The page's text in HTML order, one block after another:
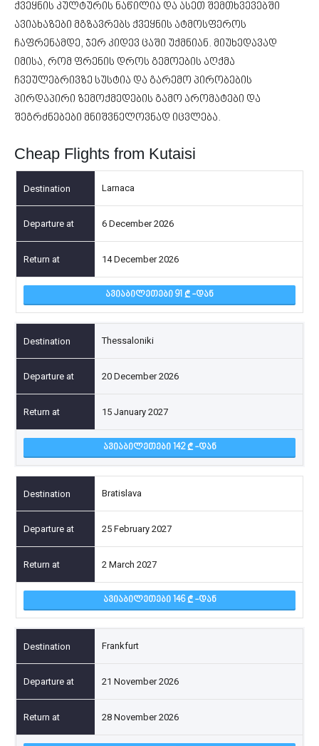
ქვეყნის კულტურის ნაწილია და ასეთ შემთხვევებში
ავიახაზები მგზავრებს ქვეყნის ატმოსფეროს
ჩაფრენამდე, ჯერ კიდევ ცაში უქმნიან. მიუხედავად
იმისა, რომ ფრენის დროს გემოების აღქმა
ჩვეულებრივზე სუსტია და გარემო პირობების
პირდაპირი ზემოქმედების გამო არომატები და
შეგრძნებები მნიშვნელოვნად იცვლება.
Cheap Flights from Kutaisi
Larnaca
6 December 2026
14 December 2026
ᲐᲕᲘᲐᲑᲘᲚᲔᲗᲔᲑᲘ 91 -ᲓᲐᲜ
Thessaloniki
20 December 2026
15 January 2027
ᲐᲕᲘᲐᲑᲘᲚᲔᲗᲔᲑᲘ 142 -ᲓᲐᲜ
Bratislava
25 February 2027
2 March 2027
ᲐᲕᲘᲐᲑᲘᲚᲔᲗᲔᲑᲘ 146 -ᲓᲐᲜ
Frankfurt
21 November 2026
28 November 2026